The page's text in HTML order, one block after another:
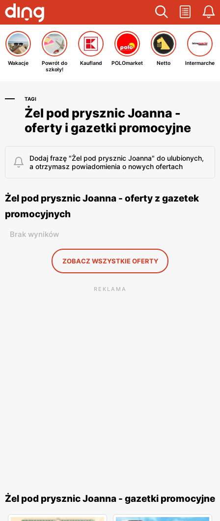
Wakacje
Powrót do
szkoły!
Kaufland POLOmarket Netto Intermarche
TAGI
Żel pod prysznic Joanna -
oferty i gazetki promocyjne
Dodaj frazę "Żel pod prysznic Joanna" do ulubionych,
a otrzymasz powiadomienia o nowych ofertach
Żel pod prysznic Joanna - oferty z gazetek
promocyjnych
Brak wyników
ZOBACZ WSZYSTKIE OFERTY
REKLAMA
Żel pod prysznic Joanna - gazetki promocyjne